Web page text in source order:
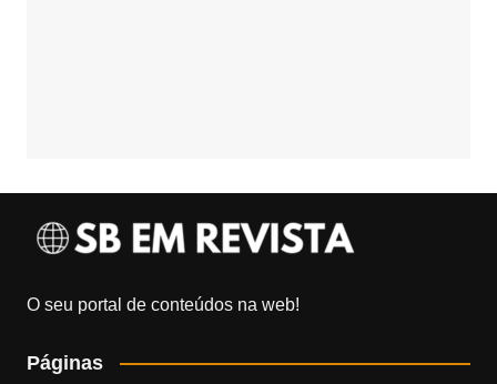
O seu portal de conteúdos na web!
Páginas